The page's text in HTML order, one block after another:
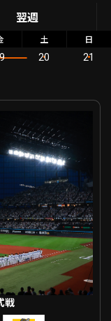
翌週
土 日
20 21
戦